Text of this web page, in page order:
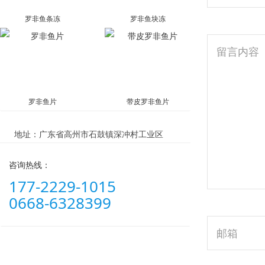
罗非鱼条冻 罗非鱼块冻
罗非鱼片 带皮罗非鱼片
地址：广东省高州市石鼓镇深冲村工业区
咨询热线：
177-2229-1015
0668-6328399
留言内容
邮箱